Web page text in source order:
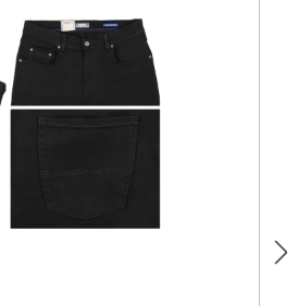
von 4.9 von 5 Sternen